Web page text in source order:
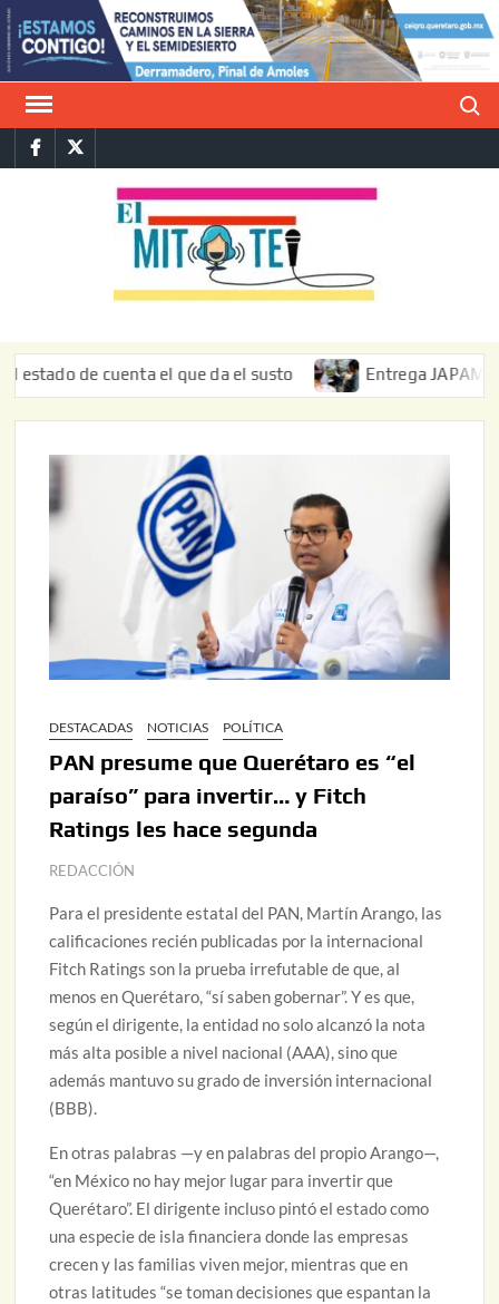
Saltar
al
contenido
FacebookTwitter
de cuenta el que da el susto Entrega JAPAM
DESTACADAS NOTICIAS POLÍTICA
PAN presume que Querétaro es “el
paraíso” para invertir… y Fitch
Ratings les hace segunda
REDACCIÓN
Para el presidente estatal del PAN, Martín Arango, las
calificaciones recién publicadas por la internacional
Fitch Ratings son la prueba irrefutable de que, al
menos en Querétaro, “sí saben gobernar”. Y es que,
según el dirigente, la entidad no solo alcanzó la nota
más alta posible a nivel nacional (AAA), sino que
además mantuvo su grado de inversión internacional
(BBB).
En otras palabras —y en palabras del propio Arango—,
“en México no hay mejor lugar para invertir que
Querétaro”. El dirigente incluso pintó el estado como
una especie de isla financiera donde las empresas
crecen y las familias viven mejor, mientras que en
otras latitudes “se toman decisiones que espantan la